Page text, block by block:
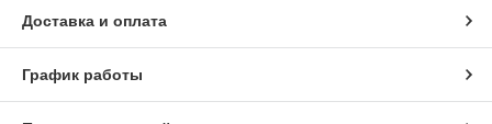
Доставка и оплата
График работы